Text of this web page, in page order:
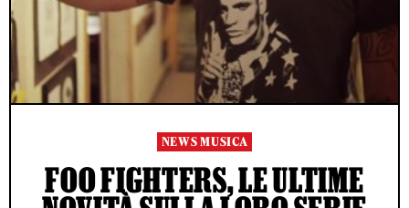
NEWS MUSICA
FOO FIGHTERS, LE ULTIME